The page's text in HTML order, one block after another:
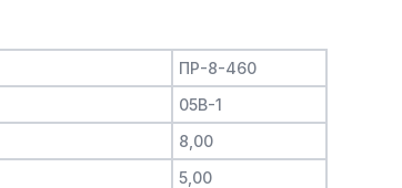
ПР-8-460
05B-1
8,00
5,00